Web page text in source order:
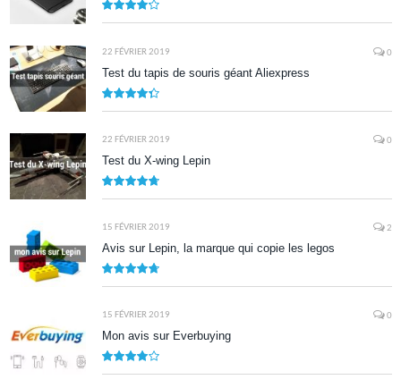
22 FÉVRIER 2019 0
Test du tapis de souris géant Aliexpress
22 FÉVRIER 2019 0
Test du X-wing Lepin
15 FÉVRIER 2019 2
Avis sur Lepin, la marque qui copie les legos
15 FÉVRIER 2019 0
Mon avis sur Everbuying